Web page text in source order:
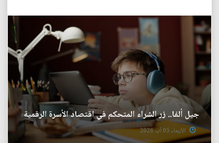
جيل ألفا.. زر الشراء المتحكم في اقتصاد الأسرة الرقمية
الأربعاء 05 آب 2026